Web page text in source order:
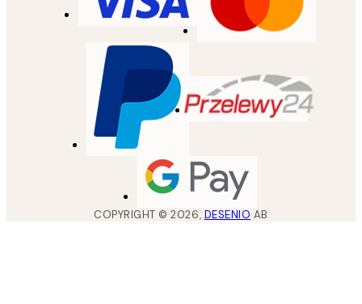
COPYRIGHT ©2026, DESENIO AB